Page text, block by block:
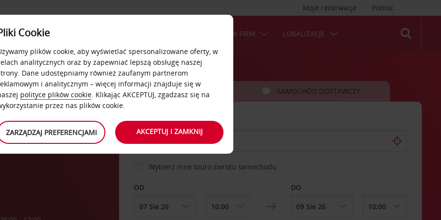
Pomoc
Moje rezerwacje
USŁUGI
OFERTA DLA FIRM LOKALIZACJE
SAMOCHÓD SAMOCHÓD DOSTAWCZY
MIEJSCE ODBIORU
Wybierz inne biuro zwrotu samochodu
OD DO
Cookie
plików cookie, aby wyświetlać spersonalizowane oferty, w
analitycznych oraz by zapewniać lepszą obsługę naszej
Dane udostępniamy również zaufanym partnerom
i analitycznym – więcej informacji znajduje się w
polityce plików cookie. Klikając AKCEPTUJ, zgadzasz się na
przez nas plików cookie.
ZARZĄDZAJ PREFERENCJAMI AKCEPTUJ I ZAMKNIJ